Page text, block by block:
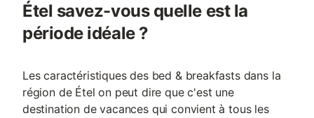
Étel savez-vous quelle est la
période idéale ?
Les caractéristiques des bed & breakfasts dans la
région de Étel on peut dire que c'est une
destination de vacances qui convient à tous les